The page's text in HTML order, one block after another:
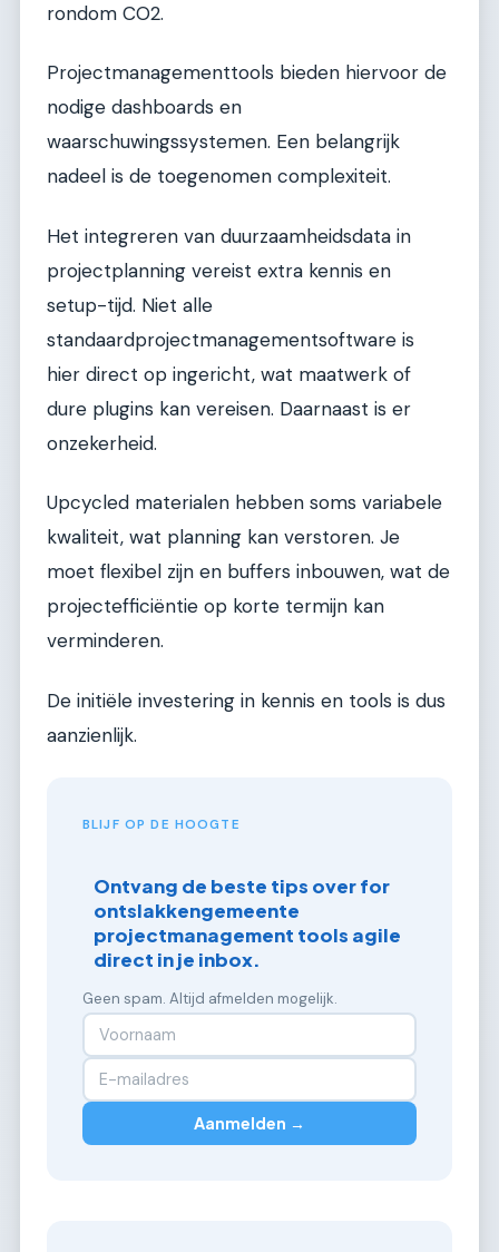
rondom CO2.
Projectmanagementtools bieden hiervoor de
nodige dashboards en
waarschuwingssystemen. Een belangrijk
nadeel is de toegenomen complexiteit.
Het integreren van duurzaamheidsdata in
projectplanning vereist extra kennis en
setup-tijd. Niet alle
standaardprojectmanagementsoftware is
hier direct op ingericht, wat maatwerk of
dure plugins kan vereisen. Daarnaast is er
onzekerheid.
Upcycled materialen hebben soms variabele
kwaliteit, wat planning kan verstoren. Je
moet flexibel zijn en buffers inbouwen, wat de
projectefficiëntie op korte termijn kan
verminderen.
De initiële investering in kennis en tools is dus
aanzienlijk.
BLIJF OP DE HOOGTE
Ontvang de beste tips over for
ontslakkengemeente
projectmanagement tools agile
direct in je inbox.
Geen spam. Altijd afmelden mogelijk.
Aanmelden →